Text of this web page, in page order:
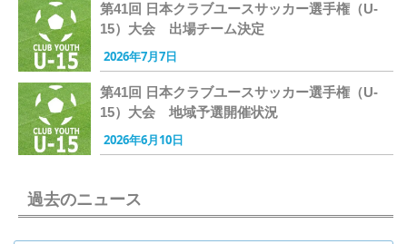
第41回 日本クラブユースサッカー選手権（U-
15）大会 出場チーム決定
2026年7月7日
第41回 日本クラブユースサッカー選手権（U-
15）大会 地域予選開催状況
2026年6月10日
過去のニュース